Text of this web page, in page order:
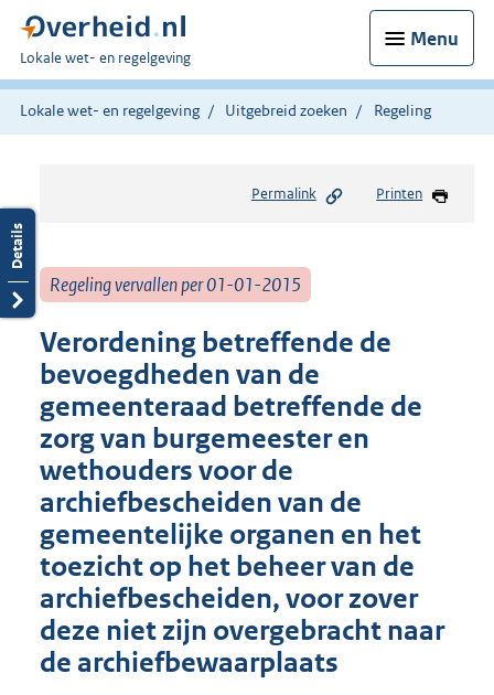
Menu
U
bent
hier:
Lokale wet- en regelgeving
Lokale wet- en regelgeving Uitgebreid zoeken Regeling
Permalink Printen
Regeling vervallen per 01-01-2015
Verordening betreffende de
bevoegdheden van de
gemeenteraad betreffende de
zorg van burgemeester en
wethouders voor de
archiefbescheiden van de
gemeentelijke organen en het
toezicht op het beheer van de
archiefbescheiden, voor zover
deze niet zijn overgebracht naar
de archiefbewaarplaats